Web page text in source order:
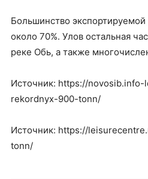
Большинство
около 70%. Улов остальная
реке Обь, а также
Источник: https://
rekordnyx-900-tonn/
Источник: https://
tonn/